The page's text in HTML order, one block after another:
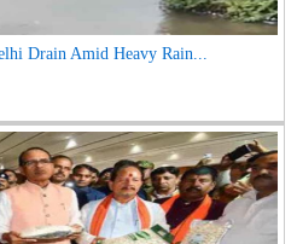
Drain Amid Heavy Rain...